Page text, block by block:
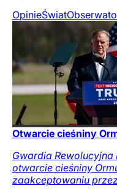
OpinieŚwiat
Otwarcie cieśniny
Gwardia Rewolucyjna
otwarcie cieśniny
zaakceptowaniu